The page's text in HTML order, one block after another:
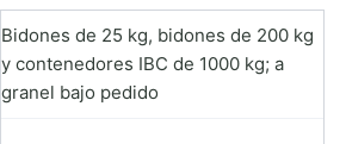
Bidones de 25 kg, bidones de 200 kg
y contenedores IBC de 1000 kg; a
granel bajo pedido